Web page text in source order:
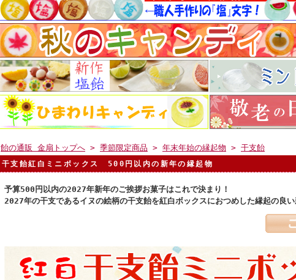
飴の通販 金扇トップへ > 季節限定商品 > 年末年始の縁起物 > 干支飴
干支飴紅白ミニボックス 500円以内の新年の縁起物
予算500円以内の2027年新年のご挨拶お菓子はこれで決まり！
2027年の干支であるイヌの絵柄の干支飴を紅白ボックスにおつめした縁起の良い